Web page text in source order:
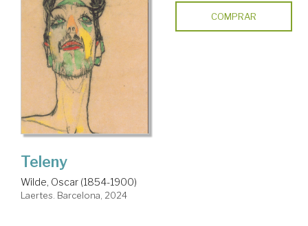
COMPRAR
Teleny
Wilde, Oscar (1854-1900)
Laertes. Barcelona, 2024